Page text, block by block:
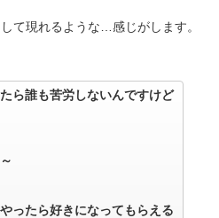
て現れるような…感じがします。
ら誰も苦労しないんですけど
ったら好きになってもらえる